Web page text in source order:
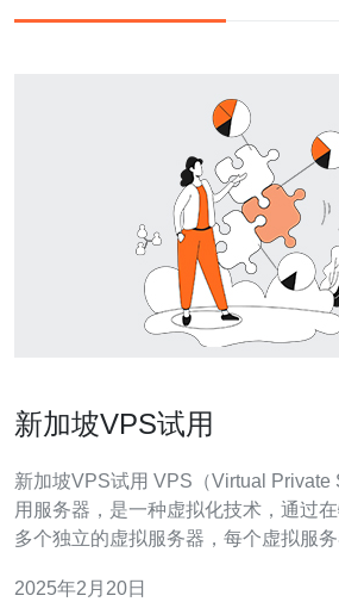
新加坡VPS试用
新加坡VPS试用 VPS（Virtual Private Server）即虚拟专
用服务器，是一种虚拟化技术，通过
多个独立的虚拟服务器，每个虚拟服
灵活性，但价格更为经济实惠。 新加坡作为一个互联网发
2025年2月20日